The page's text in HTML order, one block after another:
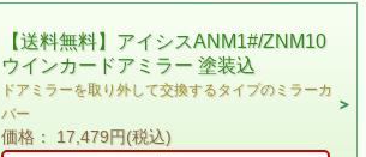
【送料無料】アイシスANM1#/ZNM10
ウインカードアミラー 塗装込
ドアミラーを取り外して交換するタイプのミラーカ
バー
価格： 17,479円(税込)